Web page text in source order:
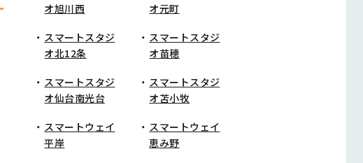
オ旭川西
オ元町
スマートスタジ
オ北12条
スマートスタジ
オ苗穂
スマートスタジ
オ仙台南光台
スマートスタジ
オ苫小牧
スマートウェイ
平岸
スマートウェイ
恵み野